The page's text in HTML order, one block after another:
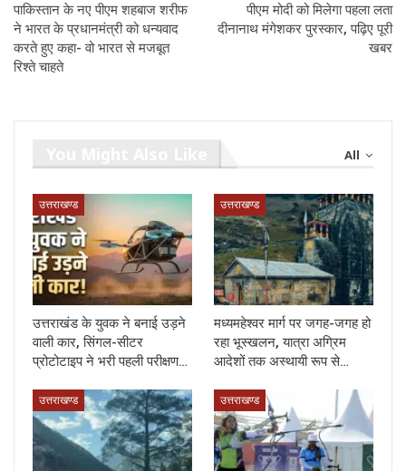
पाकिस्‍तान के नए पीएम शहबाज शरीफ
ने भारत के प्रधानमंत्री को धन्‍यवाद
करते हुए कहा- वो भारत से मजबूत
रिश्‍ते चाहते
पीएम मोदी को मिलेगा पहला लता
दीनानाथ मंगेशकर पुरस्कार, पढ़िए पूरी
खबर
All
उत्तराखण्ड
उत्तराखंड के युवक ने बनाई उड़ने
वाली कार, सिंगल-सीटर
प्रोटोटाइप ने भरी पहली परीक्षण…
उत्तराखण्ड
मध्यमहेश्वर मार्ग पर जगह-जगह हो
रहा भूस्खलन, यात्रा अग्रिम
आदेशों तक अस्थायी रूप से…
उत्तराखण्ड उत्तराखण्ड